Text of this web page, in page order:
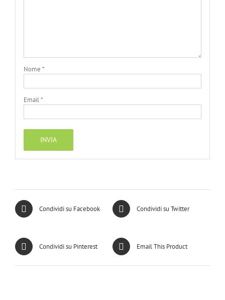
Nome *
Email*
Condividi su Facebook Condividi su Twitter
Condividi su Pinterest Email This Product